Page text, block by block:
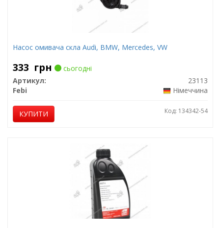
Насос омивача скла Audi, BMW, Mercedes, VW
333 грн
сьогодні
Артикул:
23113
Febi
Німеччина
КУПИТИ Код: 134342-54